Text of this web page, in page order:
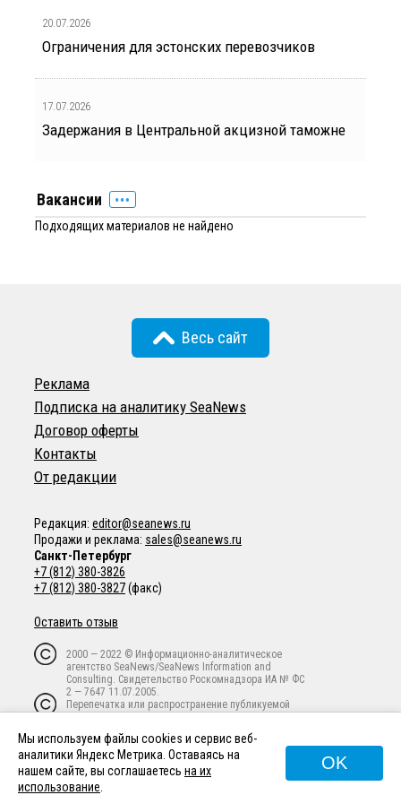
20.07.2026
Ограничения для эстонских перевозчиков
17.07.2026
Задержания в Центральной акцизной таможне
Вакансии
Подходящих материалов не найдено
Весь сайт
Реклама
Подписка на аналитику SeaNews
Договор оферты
Контакты
От редакции
Редакция: editor@seanews.ru
Продажи и реклама: sales@seanews.ru
Санкт-Петербург
+7 (812) 380-3826
+7 (812) 380-3827(факс)
Оставить отзыв
Мы используем файлы cookies и сервис веб-
аналитики Яндекс Метрика. Оставаясь на
нашем сайте, вы соглашаетесь на их
использование
OK
2000 — 2022 © Информационно-аналитическое
агентство SeaNews/SeaNews Information and
Consulting. Свидетельство Роскомнадзора ИА № ФС
2 — 7647 11.07.2005.
Перепечатка или распространение публикуемой
запрещены без письменного предварительного
согласия владельца авторских прав.